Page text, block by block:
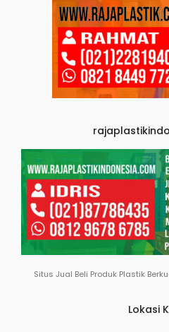
Situs Jual Beli Produk Plastik
Lokasi